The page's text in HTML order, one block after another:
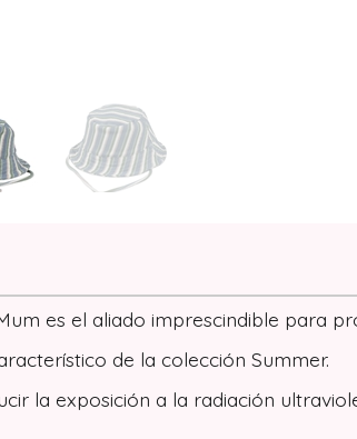
es el aliado imprescindible para
de la colección Summer.
la exposición a la radiación